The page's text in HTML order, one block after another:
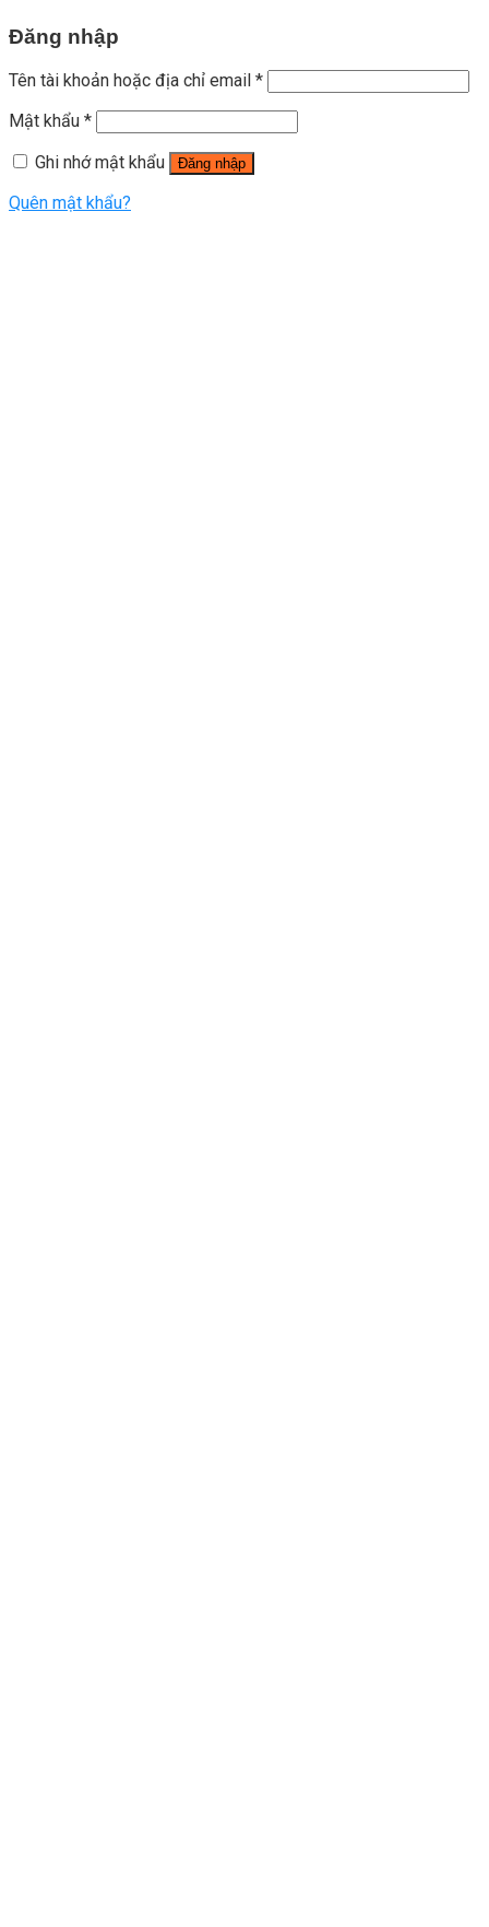
Đăng nhập
Tên tài khoản hoặc địa chỉ email *
Mật khẩu *
Ghi nhớ mật khẩu
Đăng nhập
Quên mật khẩu?